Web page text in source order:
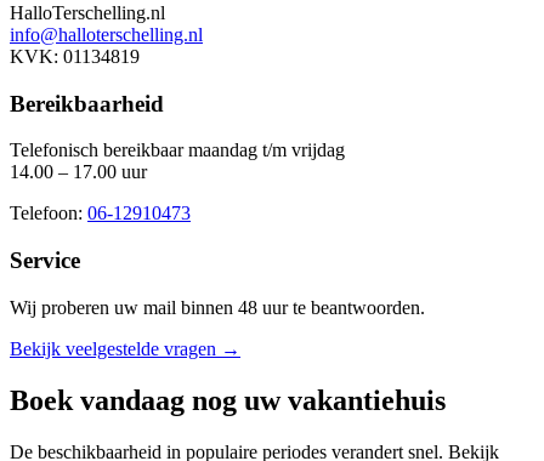
HalloTerschelling.nl
info@halloterschelling.nl
KVK: 01134819
Bereikbaarheid
Telefonisch bereikbaar maandag t/m vrijdag
14.00 – 17.00 uur
Telefoon: 06-12910473
Service
Wij proberen uw mail binnen 48 uurte beantwoorden.
Bekijk veelgestelde vragen →
Boek vandaag nog uw vakantiehuis
De beschikbaarheid in populaire periodes verandert snel. Bekijk